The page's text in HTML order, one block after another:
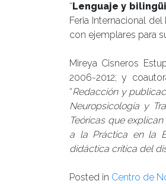
“Lenguaje y
Feria Internacional
con ejemplares para
Mireya Cisneros
2006-2012; y
“Redacción y
Neuropsicología y
Teóricas que
a la Práctica en la
didáctica crítica del
Posted in Centro de